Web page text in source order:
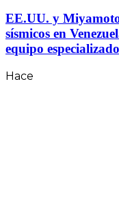
EE.UU. y
sísmicos en
equipo
Hace